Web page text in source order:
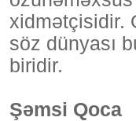
xidmətçisidir.
söz dünyası
biridir.
Şəmsi Qoca